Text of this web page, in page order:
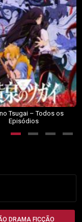
Tsugai – Todos os
Episódios
DRAMA FICÇÃO